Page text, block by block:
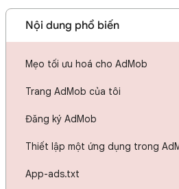
Nội dung phổ biến
Mẹo tối ưu hoá cho AdMob
Trang AdMob của tôi
Đăng ký AdMob
Thiết lập một ứng dụng trong
App-ads.txt